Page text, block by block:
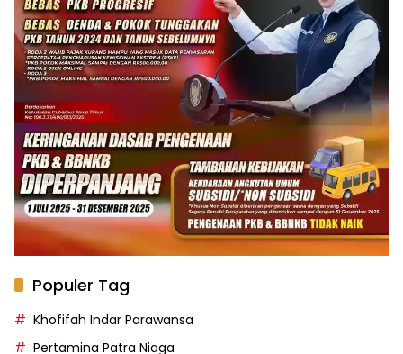
Populer Tag
Khofifah Indar Parawansa
Pertamina Patra Niaga